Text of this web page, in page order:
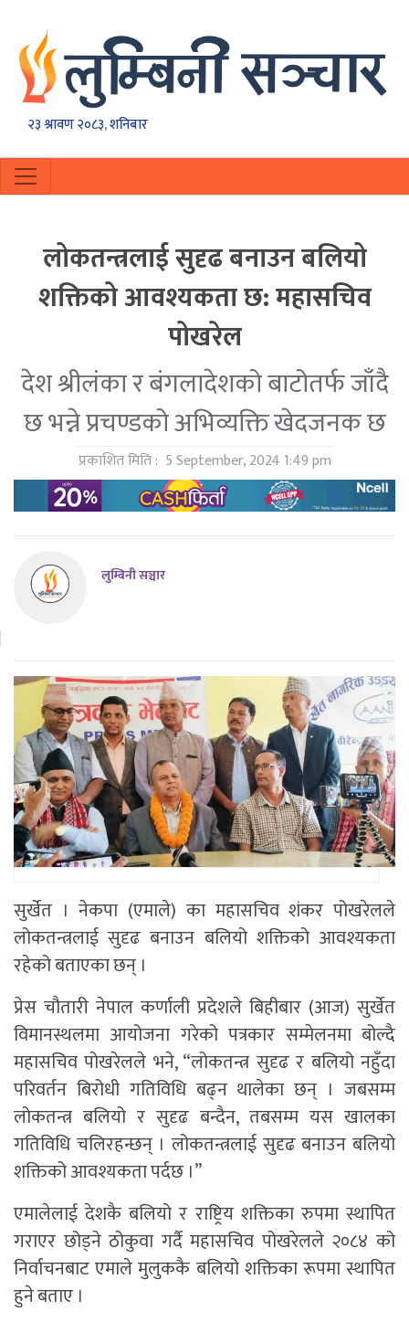
२३ श्रावण २०८३, शनिबार
लोकतन्त्रलाई सुदृढ बनाउन बलियो
शक्तिको आवश्यकता छ: महासचिव
पोखरेल
देश श्रीलंका र बंगलादेशको बाटोतर्फ जाँदै
छ भन्ने प्रचण्डको अभिव्यक्ति खेदजनक छ
प्रकाशित मिति : 5 September, 2024 1:49 pm
लुम्बिनी सञ्चार
सुर्खेत । नेकपा (एमाले) का महासचिव शंकर पोखरेलले
लोकतन्त्रलाई सुदृढ बनाउन बलियो शक्तिको आवश्यकता
रहेको बताएका छन् ।
प्रेस चौतारी नेपाल कर्णाली प्रदेशले बिहीबार (आज) सुर्खेत
विमानस्थलमा आयोजना गरेको पत्रकार सम्मेलनमा बोल्दै
महासचिव पोखरेलले भने, “लोकतन्त्र सुदृढ र बलियो नहुँदा
परिवर्तन बिरोधी गतिविधि बढ्न थालेका छन् । जबसम्म
लोकतन्त्र बलियो र सुदृढ बन्दैन, तबसम्म यस खालका
गतिविधि चलिरहन्छन् । लोकतन्त्रलाई सुदृढ बनाउन बलियो
शक्तिको आवश्यकता पर्दछ ।”
एमालेलाई देशकै बलियो र राष्ट्रिय शक्तिका रुपमा स्थापित
गराएर छोड्ने ठोकुवा गर्दै महासचिव पोखरेलले २०८४ को
निर्वाचनबाट एमाले मुलुककै बलियो शक्तिका रूपमा स्थापित
हुने बताए ।